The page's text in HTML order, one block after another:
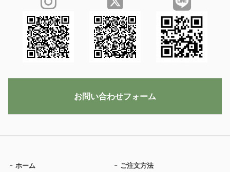
ホーム ご注文方法
お問い合わせフォーム